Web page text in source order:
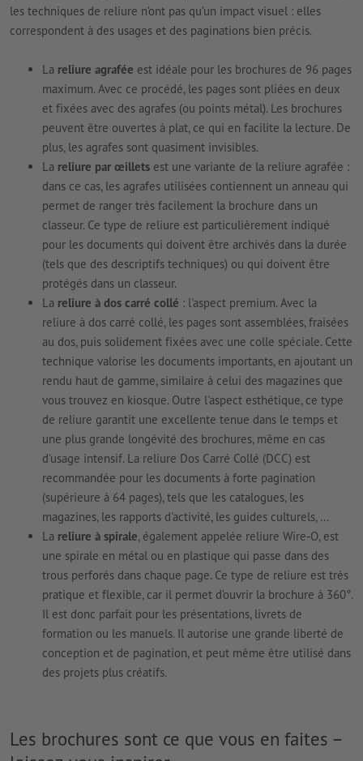
les techniques de reliure n’ont pas qu’un impact visuel : elles
correspondent à des usages et des paginations bien précis.
La reliure agrafée est idéale pour les brochures de 96 pages
maximum. Avec ce procédé, les pages sont pliées en deux
et fixées avec des agrafes (ou points métal). Les brochures
peuvent être ouvertes à plat, ce qui en facilite la lecture. De
plus, les agrafes sont quasiment invisibles.
La reliure par œillets est une variante de la reliure agrafée :
dans ce cas, les agrafes utilisées contiennent un anneau qui
permet de ranger très facilement la brochure dans un
classeur. Ce type de reliure est particulièrement indiqué
pour les documents qui doivent être archivés dans la durée
(tels que des descriptifs techniques) ou qui doivent être
protégés dans un classeur.
La reliure à dos carré collé : l'aspect premium. Avec la
reliure à dos carré collé, les pages sont assemblées, fraisées
au dos, puis solidement fixées avec une colle spéciale. Cette
technique valorise les documents importants, en ajoutant un
rendu haut de gamme, similaire à celui des magazines que
vous trouvez en kiosque. Outre l'aspect esthétique, ce type
de reliure garantit une excellente tenue dans le temps et
une plus grande longévité des brochures, même en cas
d'usage intensif. La reliure Dos Carré Collé (DCC) est
recommandée pour les documents à forte pagination
(supérieure à 64 pages), tels que les catalogues, les
magazines, les rapports d'activité, les guides culturels, ...
La reliure à spirale, également appelée reliure Wire-O, est
une spirale en métal ou en plastique qui passe dans des
trous perforés dans chaque page. Ce type de reliure est très
pratique et flexible, car il permet d’ouvrir la brochure à 360°.
Il est donc parfait pour les présentations, livrets de
formation ou les manuels. Il autorise une grande liberté de
conception et de pagination, et peut même être utilisé dans
des projets plus créatifs.
Les brochures sont ce que vous en faites –